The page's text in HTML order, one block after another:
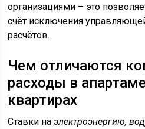
организациями – это
счёт исключения
расчётов.
Чем отличаются
расходы в
квартирах
Ставки наэлектроэнергию,